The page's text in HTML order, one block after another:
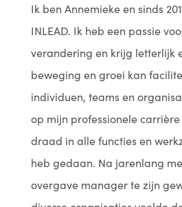
Ik ben Annemieke en sinds
INLEAD. Ik heb een passie
verandering en krijg letterlijk
beweging en groei kan
individuen, teams en
op mijn professionele
draad in alle functies en
heb gedaan. Na jarenlang
overgave manager te zijn